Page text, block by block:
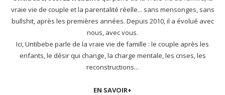
vraie vie de couple et la parentalité réelle... sans mensonges, sans
bullshit, après les premières années. Depuis 2010, il a évolué avec
nous, avec vous.
Ici, Untibebe parle de la vraie vie de famille : le couple après les
enfants, le désir qui change, la charge mentale, les crises, les
reconstructions...
EN SAVOIR+